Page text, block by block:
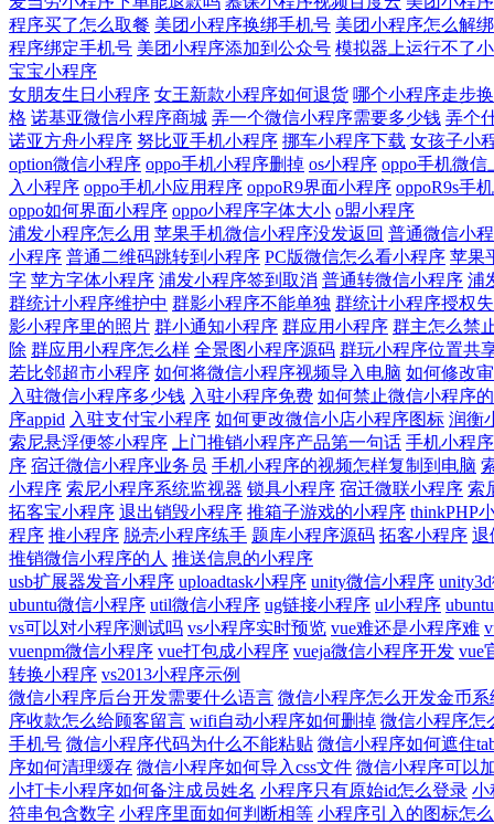
程序买了怎么取餐 美团小程序换绑手机号 美团小程序怎么解
程序绑定手机号 美团小程序添加到公众号 模拟器上运行不了
宝宝小程序
女朋友生日小程序 女王新款小程序如何退货 哪个小程序走步
格 诺基亚微信小程序商城 弄一个微信小程序需要多少钱 弄个
诺亚方舟小程序 努比亚手机小程序 挪车小程序下载 女孩子小
option微信小程序 oppo手机小程序删掉 os小程序 oppo手机微
入小程序 oppo手机小应用程序 oppoR9界面小程序 oppoR9s手
oppo如何界面小程序 oppo小程序字体大小 o盟小程序
浦发小程序怎么用 苹果手机微信小程序没发返回 普通微信小
小程序 普通二维码跳转到小程序 PC版微信怎么看小程序 苹果
字 苹方字体小程序 浦发小程序签到取消 普通转微信小程序 浦
群统计小程序维护中 群影小程序不能单独 群统计小程序授权
影小程序里的照片 群小通知小程序 群应用小程序 群主怎么禁
除 群应用小程序怎么样 全景图小程序源码 群玩小程序位置共
若比邻超市小程序 如何将微信小程序视频导入电脑 如何修改
入驻微信小程序多少钱 入驻小程序免费 如何禁止微信小程序
序appid 入驻支付宝小程序 如何更改微信小店小程序图标 润衡
索尼悬浮便签小程序
上门推销小程序产品第一句话 手机小程
序 宿迁微信小程序业务员 手机小程序的视频怎样复制到电脑
小程序 索尼小程序系统监视器 锁具小程序 宿迁微联小程序 索
拓客宝小程序 退出销毁小程序 推箱子游戏的小程序 thinkPHP
程序 推小程序 脱壳小程序练手 题库小程序源码 拓客小程序 退
推销微信小程序的人 推送信息的小程序
usb扩展器发音小程序 uploadtask小程序 unity微信小程序
ubuntu微信小程序 util微信小程序 ug链接小程序 ul小程序
vs可以对小程序测试吗 vs小程序实时预览 vue难还是小程序难
vuenpm微信小程序 vue打包成小程序 vueja微信小程序开发 vue
转换小程序 vs2013小程序示例
微信小程序后台开发需要什么语言 微信小程序怎么开发金币系
序收款怎么给顾客留言 wifi自动小程序如何删掉 微信小程序怎
手机号 微信小程序代码为什么不能粘贴 微信小程序如何遮住
序如何清理缓存 微信小程序如何导入css文件 微信小程序可以
小打卡小程序如何备注成员姓名 小程序只有原始id怎么登录 小
符串包含数字 小程序里面如何判断相等 小程序引入的图标怎